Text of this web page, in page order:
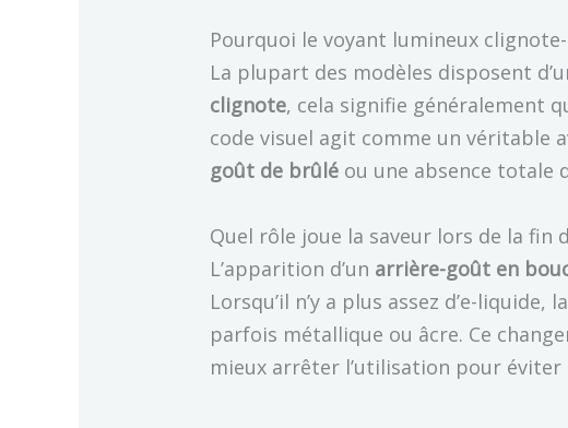
Pourquoi le voyant lumineux
La plupart des modèles disposent
clignote, cela signifie généralement
code visuel agit comme un véritable
goût de brûlé ou une absence totale
Quel rôle joue la saveur lors de la fin
L’apparition d’un arrière-goût en
Lorsqu’il n’y a plus assez d’e-
parfois métallique ou âcre. Ce
mieux arrêter l’utilisation pour